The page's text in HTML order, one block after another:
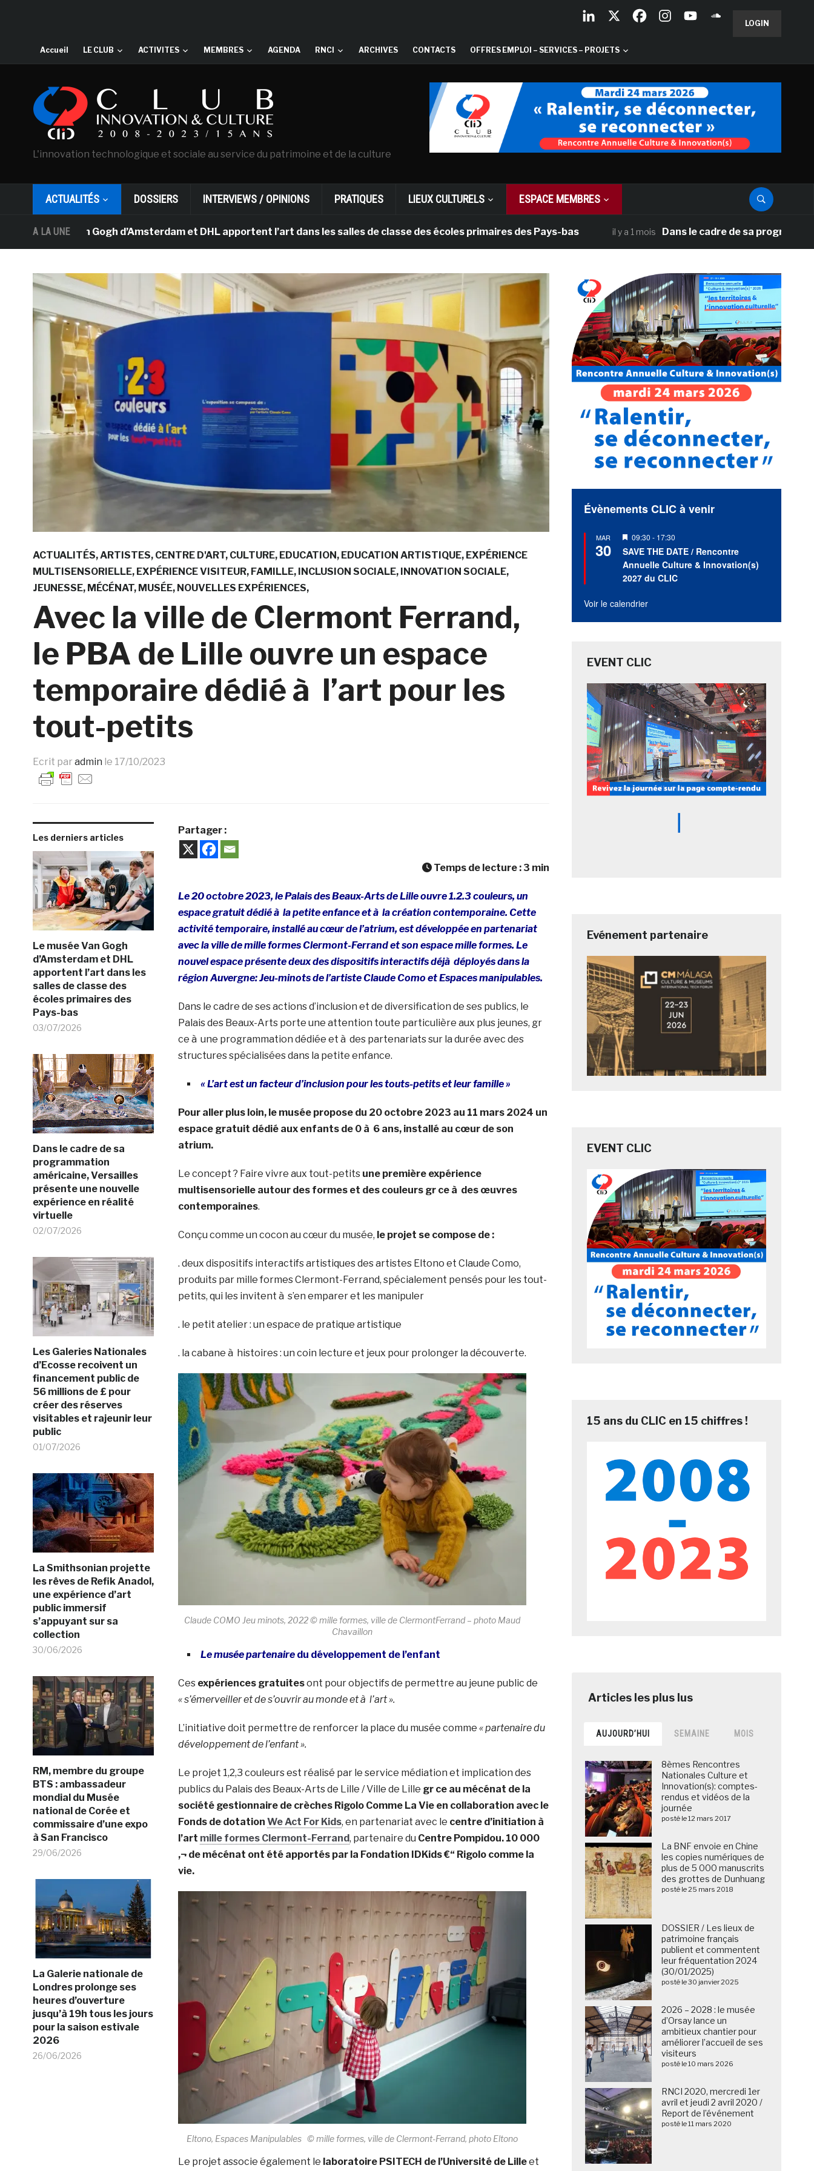
LOGIN
Accueil LE CLUB ACTIVITES MEMBRES AGENDA RNCI ARCHIVES CONTACTS OFFRES EMPLOI – SERVICES – PROJETS
L'innovation technologique et sociale au service du patrimoine et de la culture
ACTUALITÉS DOSSIERS INTERVIEWS / OPINIONS PRATIQUES LIEUX CULTURELS ESPACE MEMBRES
A LA UNE
Van Gogh d’Amsterdam et DHL apportent l’art dans les salles de classe des écoles primaires des Pays-bas il y a 1 mois Dans le cadre de sa programmation
ACTUALITÉS ARTISTES CENTRE D'ART CULTURE EDUCATION EDUCATION ARTISTIQUE EXPÉRIENCE
MULTISENSORIELLE EXPÉRIENCE VISITEUR FAMILLE INCLUSION SOCIALE INNOVATION SOCIALE
JEUNESSE MÉCÉNAT MUSÉE NOUVELLES EXPÉRIENCES
Avec la ville de Clermont Ferrand,
le PBA de Lille ouvre un espace
temporaire dédié à l’art pour les
tout-petits
Ecrit par admin le 17/10/2023
Les derniers articles
Le musée Van Gogh
d’Amsterdam et DHL
apportent l’art dans les
salles de classe des
écoles primaires des
Pays-bas
03/07/2026
Dans le cadre de sa
programmation
américaine, Versailles
présente une nouvelle
expérience en réalité
virtuelle
02/07/2026
Les Galeries Nationales
d’Ecosse recoivent un
financement public de
56 millions de £ pour
créer des réserves
visitables et rajeunir leur
public
01/07/2026
La Smithsonian projette
les rêves de Refik Anadol,
une expérience d’art
public immersif
s’appuyant sur sa
collection
30/06/2026
RM, membre du groupe
BTS : ambassadeur
mondial du Musée
national de Corée et
commissaire d’une expo
à San Francisco
29/06/2026
La Galerie nationale de
Londres prolonge ses
heures d’ouverture
jusqu’à 19h tous les jours
pour la saison estivale
2026
26/06/2026
Partager :
Temps de lecture : 3 min
Le 20 octobre 2023, le Palais des Beaux-Arts de Lille ouvre 1.2.3 couleurs, un
espace gratuit dédié à la petite enfance et à la création contemporaine. Cette
activité temporaire, installé aucœurde l’atrium, est développée en partenariat
avec la ville de mille formes Clermont-Ferrand et son espace mille formes. Le
nouvel espace présente deux des dispositifs interactifs déjà déployés dans la
région Auvergne: Jeu-minots de l’artiste Claude Como et Espaces manipulables.
Dans le cadre de ses actions d’inclusion et de diversification de ses publics, le
Palais des Beaux-Arts porte une attention toute particulière aux plus jeunes, gr
ce à une programmation dédiée et à des partenariats sur la durée avec des
structures spécialisées dans la petite enfance.
« L’art est un facteur d’inclusion pour les touts-petits et leur famille »
Pour aller plus loin, le musée propose du 20 octobre 2023 au 11 mars 2024 un
espace gratuit dédié aux enfants de 0 à 6 ans, installé au cœur de son
atrium.
Le concept ? Faire vivre aux tout-petits une première expérience
multisensorielle autour des formes et des couleurs gr ce à des œuvres
contemporaines.
Conçu comme un cocon au cœur du musée, le projet se compose de :
. deux dispositifs interactifs artistiques des artistes Eltono et Claude Como,
produits par mille formes Clermont-Ferrand, spécialement pensés pour les tout-
petits, qui les invitent à s’en emparer et les manipuler
. le petit atelier : un espace de pratique artistique
. la cabane à histoires : un coin lecture et jeux pour prolonger la découverte.
Claude COMO Jeu minots, 2022 © mille formes, ville de ClermontFerrand – photo Maud
Chavaillon
Le musée partenairedu développement de l’enfant
Ces expériences gratuitesont pour objectifs de permettre au jeune public de
« s’émerveiller et de s’ouvrir au monde et à l’art ».
L’initiative doit permettre de renforcer la place du musée comme « partenaire du
développement de l’enfant ».
Le projet 1,2,3 couleurs est réalisé par le service médiation et implication des
publics du Palais des Beaux-Arts de Lille / Ville de Lille gr ce au mécénat de la
société gestionnaire de crèches Rigolo Comme La Vie en collaboration avec le
Fonds de dotation We Act For Kids, en partenariat avec le centre d’initiation à
l’art mille formes Clermont-Ferrand, partenaire du Centre Pompidou. 10 000
‚¬ de mécénat ont été apportés par la Fondation IDKids €“ Rigolo comme la
vie.
Eltono, Espaces Manipulables © mille formes, ville de Clermont-Ferrand, photo Eltono
Le projet associe également le laboratoire PSITECH de l’Université de Lilleet
Évènements CLIC à venir
MAR
30
Mis
en
avant
09:30 - 17:30
SAVE THE DATE / Rencontre
Annuelle Culture & Innovation(s)
2027 du CLIC
Voir le calendrier
EVENT CLIC
Evénement partenaire
EVENT CLIC
15 ans du CLIC en 15 chiffres !
AUJOURD’HUI SEMAINE MOIS
8èmes Rencontres
Nationales Culture et
Innovation(s): comptes-
rendus et vidéos de la
journée
posté le 12 mars 2017
La BNF envoie en Chine
les copies numériques de
plus de 5 000 manuscrits
des grottes de Dunhuang
posté le 25 mars 2018
DOSSIER / Les lieux de
patrimoine français
publient et commentent
leur fréquentation 2024
(30/01/2025)
posté le 30 janvier 2025
2026 – 2028 : le musée
d’Orsay lance un
ambitieux chantier pour
améliorer l’accueil de ses
visiteurs
posté le 10 mars 2026
RNCI 2020, mercredi 1er
avril et jeudi 2 avril 2020 /
Report de l’événement
posté le 11 mars 2020